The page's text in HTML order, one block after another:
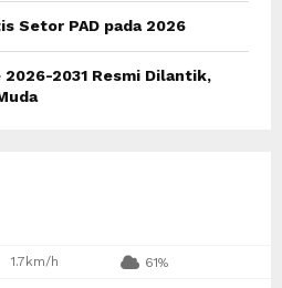
Setor PAD pada 2026
2026-2031 Resmi Dilantik,
1.7km/h 61%